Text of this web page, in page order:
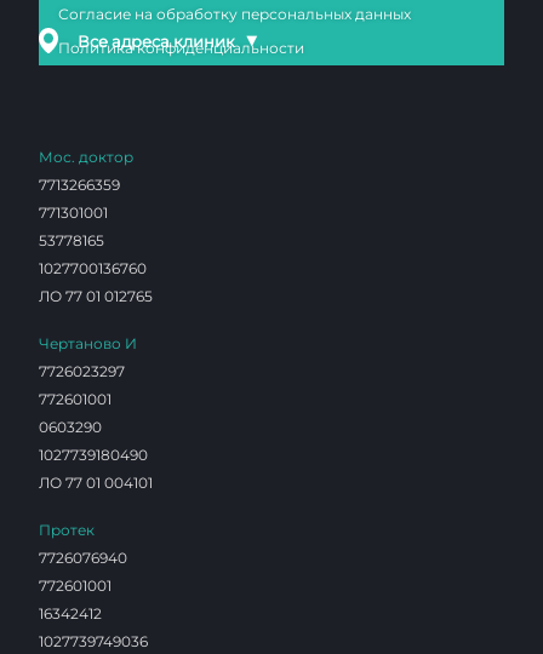
Все адреса клиник ▼
Согласие на обработку персональных данных
Политика конфиденциальности
Мос. доктор
7713266359
771301001
53778165
1027700136760
ЛО 77 01 012765
Чертаново И
7726023297
772601001
0603290
1027739180490
ЛО 77 01 004101
Протек
7726076940
772601001
16342412
1027739749036